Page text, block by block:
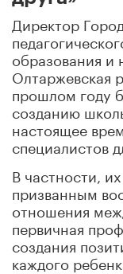
Директор
образования и
Олтаржевская
прошлом году
созданию
настоящее
специалистов
В частности,
призванным
отношения
первичная
создания
каждого